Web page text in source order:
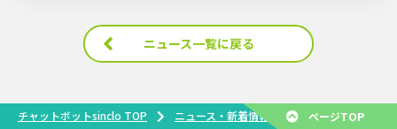
ニュース一覧に戻る
チャットボットsinclo TOP ニュース・新着情報 「ITreview Grid
ページTOP